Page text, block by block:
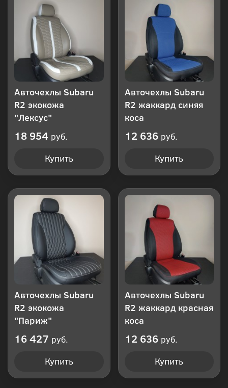
Авточехлы Subaru
R2 экокожа
"Лексус"
18 954 руб.
Купить
Авточехлы Subaru
R2 жаккард синяя
коса
12 636 руб.
Купить
Авточехлы Subaru
R2 экокожа
"Париж"
16 427 руб.
Купить
Авточехлы Subaru
R2 жаккард красная
коса
12 636 руб.
Купить